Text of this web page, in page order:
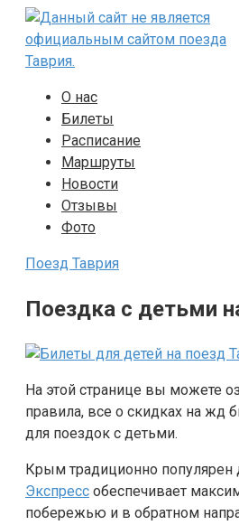
Перейти
контенту
О нас
Билеты
Расписание
Маршруты
Новости
Отзывы
Фото
Поезд Таврия
Поездка с детьми
На этой странице вы можете
правила, все о скидках на жд
для поездок с детьми.
Крым традиционно популярен
Экспресс обеспечивает
побережью и в обратном